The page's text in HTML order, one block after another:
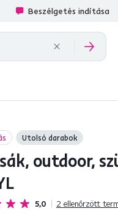
Beszélgetés indítása
Utolsó darabok
outdoor,
5,0 2 ellenőrzött